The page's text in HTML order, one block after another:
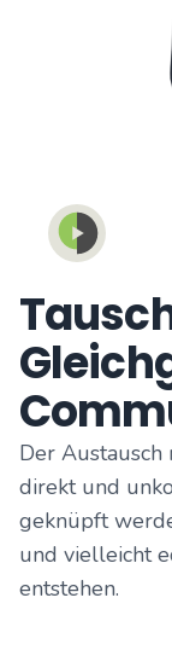
Der
direkt und
geknüpft
und vielleicht
entstehen.